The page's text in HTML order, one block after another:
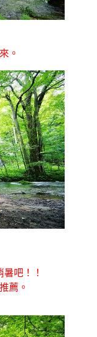
。
吧！！
薦。